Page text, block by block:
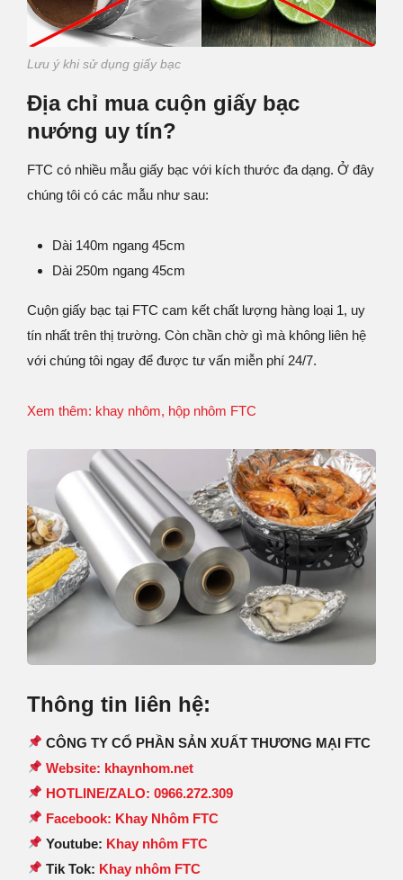
Lưu ý khi sử dụng giấy bạc
Địa chỉ mua cuộn giấy bạc
nướng uy tín?
FTC có nhiều mẫu giấy bạc với kích thước đa dạng. Ở đây
chúng tôi có các mẫu như sau:
Dài 140m ngang 45cm
Dài 250m ngang 45cm
Cuộn giấy bạc tại FTC cam kết chất lượng hàng loại 1, uy
tín nhất trên thị trường. Còn chần chờ gì mà không liên hệ
với chúng tôi ngay để được tư vấn miễn phí 24/7.
Xem thêm: khay nhôm, hộp nhôm FTC
Thông tin liên hệ:
CÔNG TY CỔ PHẦN SẢN XUẤT THƯƠNG MẠI FTC
Website: khaynhom.net
HOTLINE/ZALO: 0966.272.309
Facebook: Khay Nhôm FTC
Youtube: Khay nhôm FTC
Tik Tok: Khay nhôm FTC